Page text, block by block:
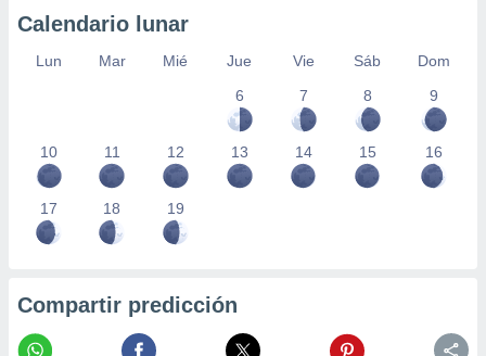
Calendario lunar
Lun Mar Mié Jue Vie Sáb
Dom
6
7 8 9
10 11 12 13 14 15 16
17 18 19
Compartir predicción